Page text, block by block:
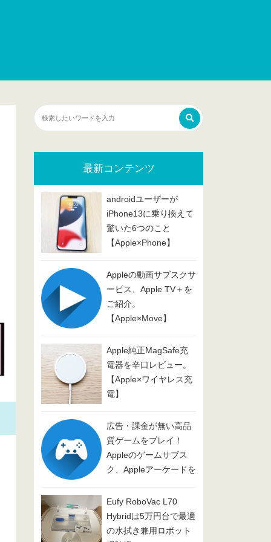
最新コンテンツ
androidユーザーが
iPhone13に乗り換えて
驚いた6つのこと
【Apple×Phone】
Appleの動画サブスクサ
ービス、Apple TV＋を
ご紹介。
【Apple×Move】
Apple純正MagSafe充
電器を辛口レビュー。
【Apple×ワイヤレス充
電】
広告・課金が無い高品
質ゲームをプレイ！
Appleのゲームサブス
ク、Appleアーケードを
【Apple×Game】
Eufy RoboVac L70
Hybridは5万円台で最適
の水拭き兼用ロボット